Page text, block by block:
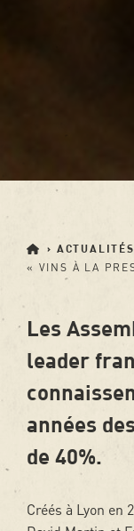
› ACTUALITÉS
« VINS À LA
Les
leader
années
de 40%.
Créés à Lyon en